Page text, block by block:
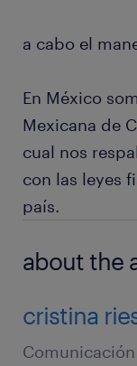
a cabo el
En México
Mexicana de
cual nos
con las leyes
país.
about the
cristina
Comunicación